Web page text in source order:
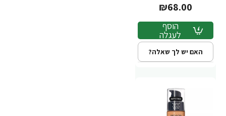
מבית REVLON
₪68.00
הוסף
לעגלה
האם יש לך שאלה?